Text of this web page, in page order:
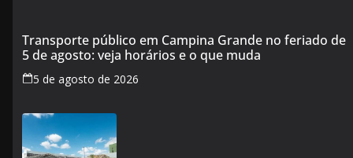
Transporte público em Campina Grande no feriado de
5 de agosto: veja horários e o que muda
5 de agosto de 2026